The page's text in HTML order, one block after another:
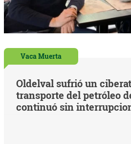
Vaca Muerta
Oldelval sufrió un
transporte del petróleo
continuó sin